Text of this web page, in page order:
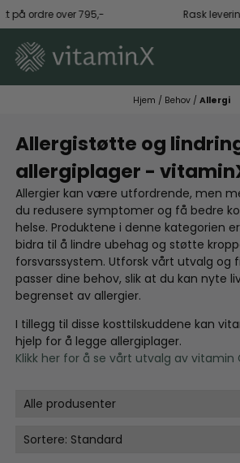
Hopp til innhold
på ordre over 795,- Rask levering
Hjem / Behov / Allergi
Allergistøtte og
allergiplager -
Allergier kan være utfordrende, men
du redusere symptomer og få bedre
helse. Produktene i denne kategorien
bidra til å lindre ubehag og støtte
forsvarssystem. Utforsk vårt utvalg og
passer dine behov, slik at du kan nyte
begrenset av allergier.
I tillegg til disse kosttilskuddene kan
hjelp for å legge allergiplager.
Klikk her for å se vårt utvalg av vitamin